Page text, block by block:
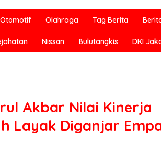
Otomotif Olahraga Tag Berita
Nissan Bulutangkis DKI
Akbar Nilai Kinerja
Layak Diganjar